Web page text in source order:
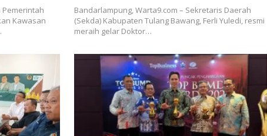
Pemerintah
Kawasan
Bandarlampung, Warta9.com – Sekretaris Daerah
(Sekda) Kabupaten Tulang Bawang, Ferli Yuledi, resmi
meraih gelar Doktor…